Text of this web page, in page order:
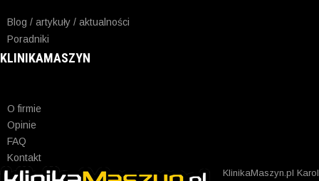
Blog / artykuły / aktualności
Poradniki
KLINIKAMASZYN
O firmie
Opinie
FAQ
Kontakt
KlinikaMaszyn.pl Karol